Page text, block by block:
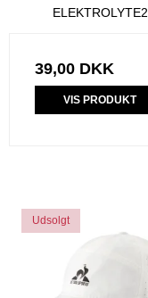
ELEKTROLYTE2
39,00 DKK
VIS PRODUKT
Udsolgt